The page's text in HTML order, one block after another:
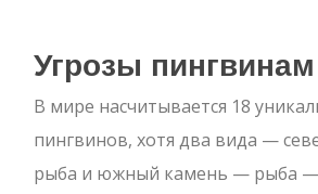
Угрозы пингвинам
В мире насчитывается 18
пингвинов, хотя два вида —
рыба и южный камень — рыба —